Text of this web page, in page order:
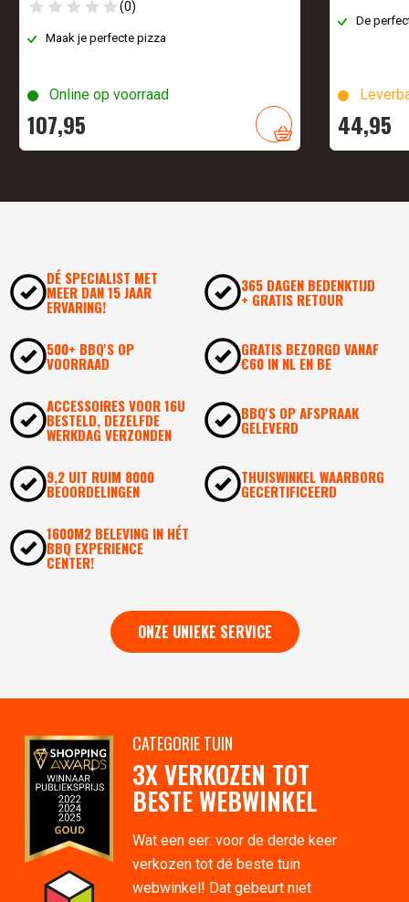
(0)
Maak je perfecte pizza
Online op voorraad
107,95
De
44,95
DÉ SPECIALIST MET
MEER DAN 15 JAAR
ERVARING!
365 DAGEN BEDENKTIJD
+ GRATIS RETOUR
500+ BBQ'S OP
VOORRAAD
GRATIS BEZORGD VANAF
€60 IN NL EN BE
ACCESSOIRES VOOR 16U
BESTELD, DEZELFDE
WERKDAG VERZONDEN
BBQ'S OP AFSPRAAK
GELEVERD
9,2 UIT RUIM 8000
BEOORDELINGEN
THUISWINKEL WAARBORG
GECERTIFICEERD
1600M2 BELEVING IN HÉT
BBQ EXPERIENCE
CENTER!
ONZE UNIEKE SERVICE
CATEGORIE TUIN
3X VERKOZEN TOT
BESTE WEBWINKEL
Wat een eer: voor de derde keer
verkozen tot dé beste tuin
webwinkel! Dat gebeurt niet